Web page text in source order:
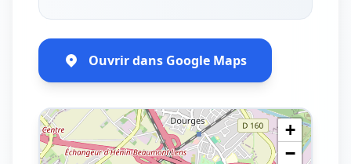
Ouvrir dans Google Maps
+
−